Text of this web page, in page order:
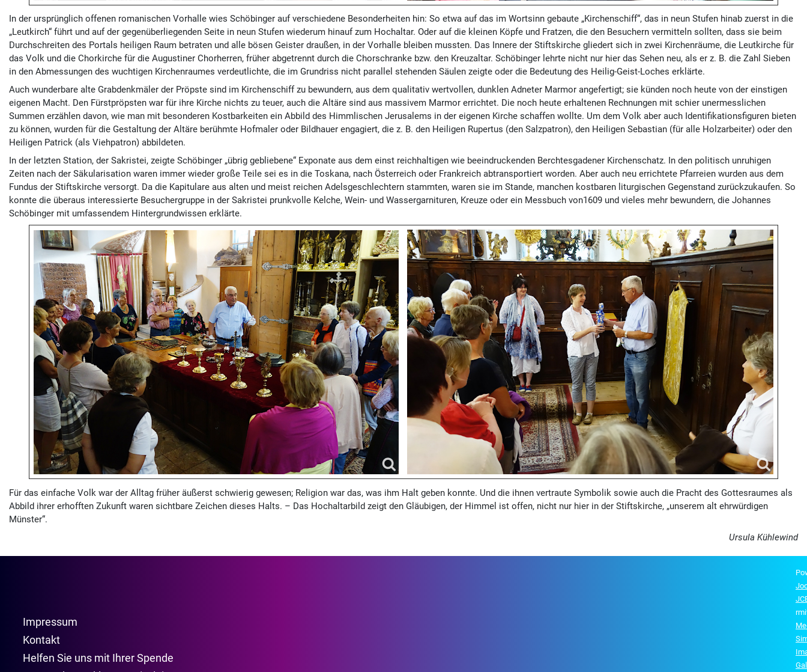
In der ursprünglich offenen romanischen Vorhalle wies Schöbinger auf verschiedene Besonderheiten hin: So etwa auf das im Wortsinn gebaute „Kirchenschiff“, das in neun Stufen hinab zuerst in die
„Leutkirch“ führt und auf der gegenüberliegenden Seite in neun Stufen wiederum hinauf zum Hochaltar. Oder auf die kleinen Köpfe und Fratzen, die den Besuchern vermitteln sollten, dass sie beim
Durchschreiten des Portals heiligen Raum betraten und alle bösen Geister draußen, in der Vorhalle bleiben mussten. Das Innere der Stiftskirche gliedert sich in zwei Kirchenräume, die Leutkirche für
das Volk und die Chorkirche für die Augustiner Chorherren, früher abgetrennt durch die Chorschranke bzw. den Kreuzaltar. Schöbinger lehrte nicht nur hier das Sehen neu, als er z. B. die Zahl Sieben
in den Abmessungen des wuchtigen Kirchenraumes verdeutlichte, die im Grundriss nicht parallel stehenden Säulen zeigte oder die Bedeutung des Heilig-Geist-Loches erklärte.
Auch wunderbare alte Grabdenkmäler der Pröpste sind im Kirchenschiff zu bewundern, aus dem qualitativ wertvollen, dunklen Adneter Marmor angefertigt; sie künden noch heute von der einstigen
eigenen Macht. Den Fürstpröpsten war für ihre Kirche nichts zu teuer, auch die Altäre sind aus massivem Marmor errichtet. Die noch heute erhaltenen Rechnungen mit schier unermesslichen
Summen erzählen davon, wie man mit besonderen Kostbarkeiten ein Abbild des Himmlischen Jerusalems in der eigenen Kirche schaffen wollte. Um dem Volk aber auch Identifikationsfiguren bieten
zu können, wurden für die Gestaltung der Altäre berühmte Hofmaler oder Bildhauer engagiert, die z. B. den Heiligen Rupertus (den Salzpatron), den Heiligen Sebastian (für alle Holzarbeiter) oder den
Heiligen Patrick (als Viehpatron) abbildeten.
In der letzten Station, der Sakristei, zeigte Schöbinger „übrig gebliebene“ Exponate aus dem einst reichhaltigen wie beeindruckenden Berchtesgadener Kirchenschatz. In den politisch unruhigen
Zeiten nach der Säkularisation waren immer wieder große Teile sei es in die Toskana, nach Österreich oder Frankreich abtransportiert worden. Aber auch neu errichtete Pfarreien wurden aus dem
Fundus der Stiftskirche versorgt. Da die Kapitulare aus alten und meist reichen Adelsgeschlechtern stammten, waren sie im Stande, manchen kostbaren liturgischen Gegenstand zurückzukaufen. So
konnte die überaus interessierte Besuchergruppe in der Sakristei prunkvolle Kelche, Wein- und Wassergarnituren, Kreuze oder ein Messbuch von1609 und vieles mehr bewundern, die Johannes
Schöbinger mit umfassendem Hintergrundwissen erklärte.
Für das einfache Volk war der Alltag früher äußerst schwierig gewesen; Religion war das, was ihm Halt geben konnte. Und die ihnen vertraute Symbolik sowie auch die Pracht des Gottesraumes als
Abbild ihrer erhofften Zukunft waren sichtbare Zeichen dieses Halts. – Das Hochaltarbild zeigt den Gläubigen, der Himmel ist offen, nicht nur hier in der Stiftskirche, „unserem alt ehrwürdigen
Münster“.
Ursula Kühlewind
Impressum
Kontakt
Helfen Sie uns mit Ihrer Spende